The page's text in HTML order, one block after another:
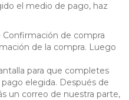
el medio de pago, haz
de compra
de la compra. Luego
para que completes
elegida. Después de
un correo de nuestra parte,